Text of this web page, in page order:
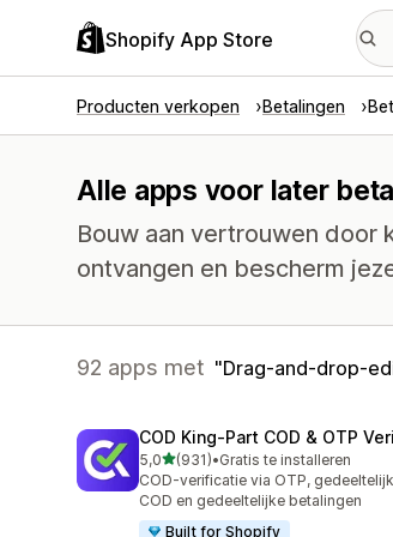
Shopify App Store
Producten verkopen Betalingen
Alle apps voor later
Bouw aan vertrouwen door
ontvangen en bescherm
92 apps met Drag-and-drop-
COD King‑Part COD & OTP
5,0van 5 sterren
(931)
931 recensies in totaal
•Gratis te installeren
COD-verificatie via OTP,
COD en gedeeltelijke betalingen
Built for Shopify